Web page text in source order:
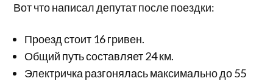
Вот что написал депутат после поездки:
Проезд стоит 16 гривен.
Общий путь составляет 24 км.
Электричка разгонялась максимально до 55